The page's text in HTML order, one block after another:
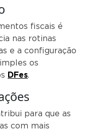
fiscais é
nas rotinas
e a configuração
os
DFes.
para que as
com mais